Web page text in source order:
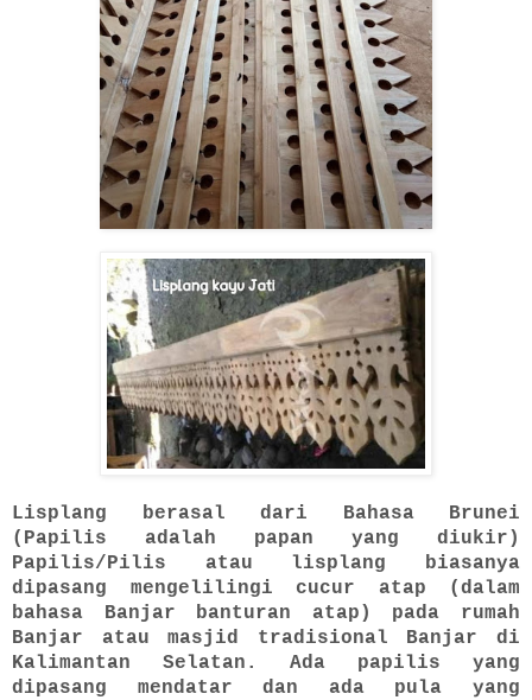
Lisplang berasal dari Bahasa Brunei
(Papilis adalah papan yang diukir)
Papilis/Pilis atau lisplang biasanya
dipasang mengelilingi cucur atap (dalam
bahasa Banjar banturan atap) pada rumah
Banjar atau masjid tradisional Banjar di
Kalimantan Selatan. Ada papilis yang
dipasang mendatar dan ada pula yang